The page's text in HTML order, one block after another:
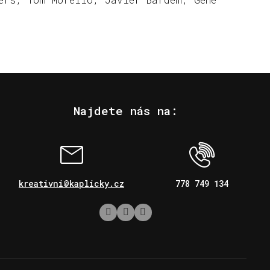
Najdete nás na:
kreativni@kaplicky.cz 778 749 134